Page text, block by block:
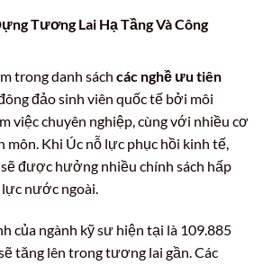
Tương Lai Hạ Tầng Và Công
trong danh sách các nghề ưu tiên
đảo sinh viên quốc tế bởi môi
việc chuyên nghiệp, cùng với nhiều cơ
môn. Khi Úc nỗ lực phục hồi kinh tế,
được hưởng nhiều chính sách hấp
nước ngoài.
của ngành kỹ sư hiện tại là 109.885
tăng lên trong tương lai gần. Các